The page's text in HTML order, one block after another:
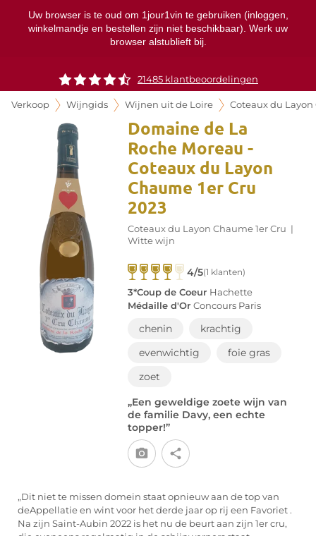
Uw browser is te oud om 1jour1vin te gebruiken (inloggen,
winkelmandje en bestellen zijn niet beschikbaar). Werk uw
browser alstublieft bij.
21485 klantbeoordelingen
Verkoop Wijngids Wijnen uit de Loire Coteaux du
Domaine de La
Roche Moreau -
Coteaux du Layon
Chaume 1er Cru
2023
Coteaux du Layon Chaume 1er Cru |
Witte wijn
4/5(1 klanten)
3*Coup de Coeur Hachette
Médaille d'Or Concours Paris
chenin
krachtig
evenwichtig
foie gras
zoet
„Een geweldige zoete wijn van
de familie Davy, een echte
topper!”
„Dit niet te missen domein staat opnieuw aan de top van
deAppellatie en wint voor het derde jaar op rij een Favoriet .
Na zijn Saint-Aubin 2022 is het nu de beurt aan zijn 1er cru,